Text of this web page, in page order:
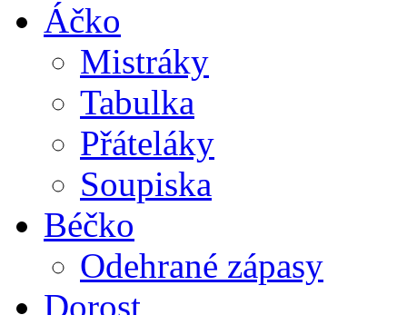
Áčko
Mistráky
Tabulka
Přáteláky
Soupiska
Béčko
Odehrané zápasy
Dorost